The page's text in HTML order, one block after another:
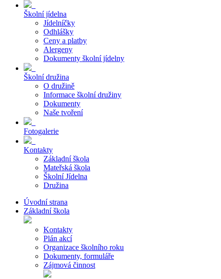
Školní jídelna
Jídelníčky
Odhlášky
Ceny a platby
Alergeny
Dokumenty školní jídelny
Školní družina
O družině
Informace školní družiny
Dokumenty
Naše tvoření
Fotogalerie
Kontakty
Základní škola
Mateřská škola
Školní Jídelna
Družina
Úvodní strana
Základní škola
Kontakty
Plán akcí
Organizace školního roku
Dokumenty, formuláře
Zájmová činnost